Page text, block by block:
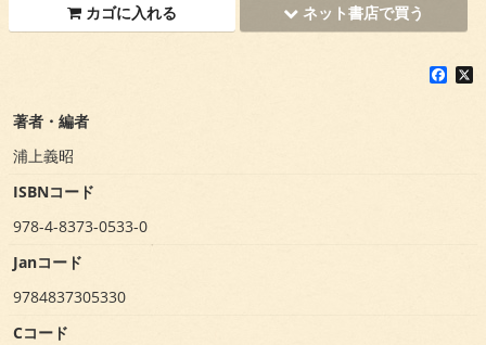
カゴに入れる ネット書店で買う
a
著者・編者
浦上義昭
ISBNコード
978-4-8373-0533-0
Janコード
9784837305330
Cコード